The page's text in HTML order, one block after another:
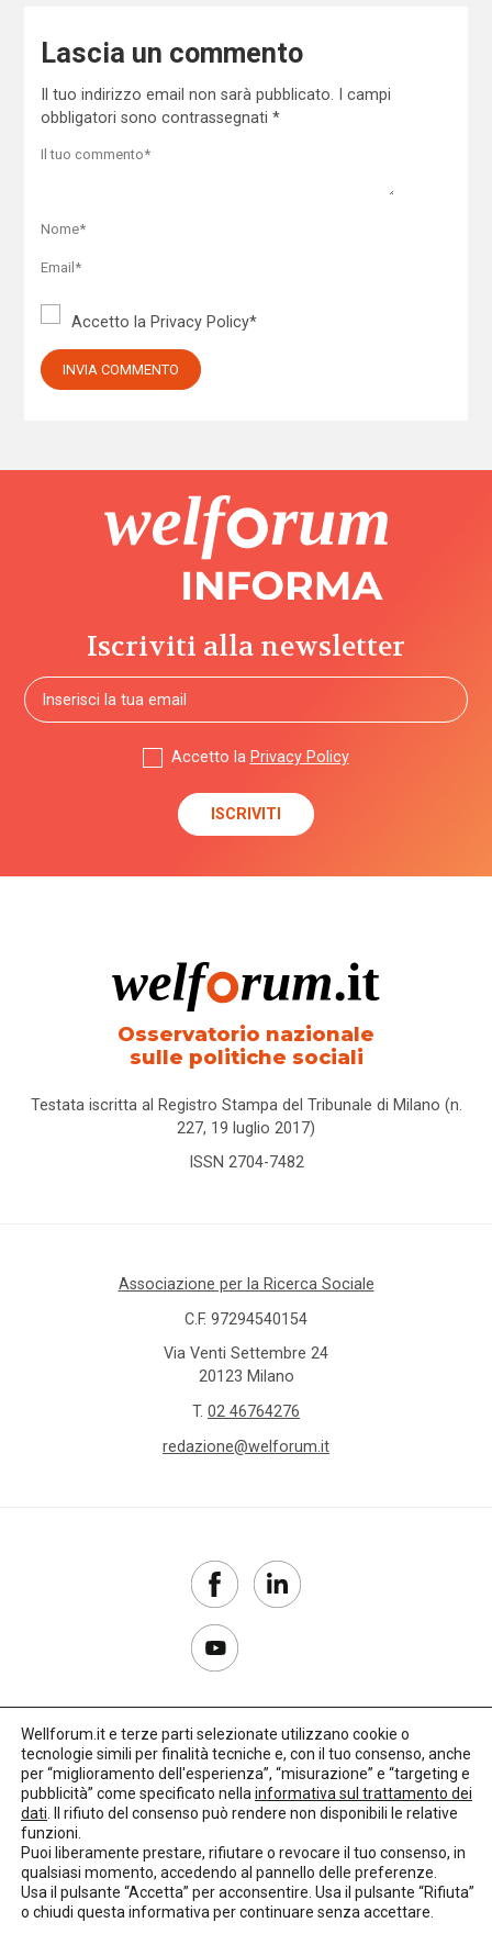
Lascia un commento
Il tuo indirizzo email non sarà pubblicato.
I campi
obbligatori sono contrassegnati *
Accetto la Privacy Policy*
Iscriviti alla newsletter
Accetto la Privacy Policy
Osservatorio nazionale
sulle politiche sociali
Testata iscritta al Registro Stampa del Tribunale di Milano (n.
227, 19 luglio 2017)
ISSN 2704-7482
Associazione per la Ricerca Sociale
C.F. 97294540154
Via Venti Settembre 24
20123 Milano
T. 02 46764276
redazione@welforum.it
Copyright 2017–2026
Privacy Policy
Credits: LO Studio
Wellforum.it e terze parti selezionate utilizzano cookie o
tecnologie simili per finalità tecniche e, con il tuo consenso, anche
per “miglioramento dell'esperienza”, “misurazione” e “targeting e
pubblicità” come specificato nella informativa sul trattamento dei
dati . Il rifiuto del consenso può rendere non disponibili le relative
funzioni.
Puoi liberamente prestare, rifiutare o revocare il tuo consenso, in
qualsiasi momento, accedendo al pannello delle preferenze.
Usa il pulsante “Accetta” per acconsentire. Usa il pulsante “Rifiuta”
o chiudi questa informativa per continuare senza accettare.